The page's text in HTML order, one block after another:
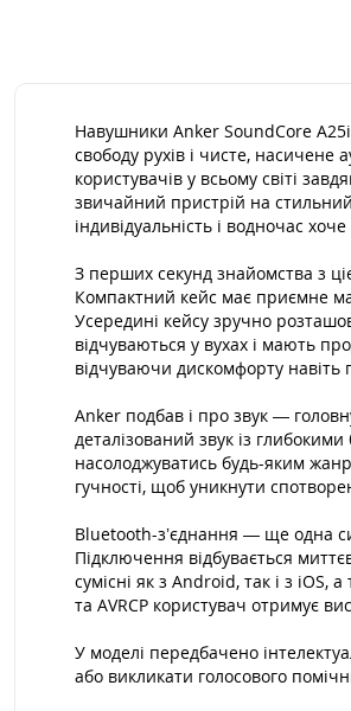
Навушники Anker SoundCore A25i
свободу рухів і чисте, насичене
користувачів у всьому світі
звичайний пристрій на
індивідуальність і водночас
З перших секунд знайомства з
Компактний кейс має приємне
Усередині кейсу зручно
відчуваються у вухах і мають
відчуваючи дискомфорту навіть
Anker подбав і про звук —
деталізований звук із
насолоджуватись будь-яким
гучності, щоб уникнути
Bluetooth-з’єднання — ще одна
Підключення відбувається
сумісні як з Android, так і з
та AVRCP користувач отримує
У моделі передбачено
або викликати голосового